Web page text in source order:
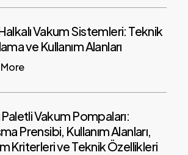
Vakum Sistemleri: Teknik
ve Kullanım Alanları
Paletli Vakum Pompaları:
Prensibi, Kullanım Alanları,
Kriterleri ve Teknik Özellikleri